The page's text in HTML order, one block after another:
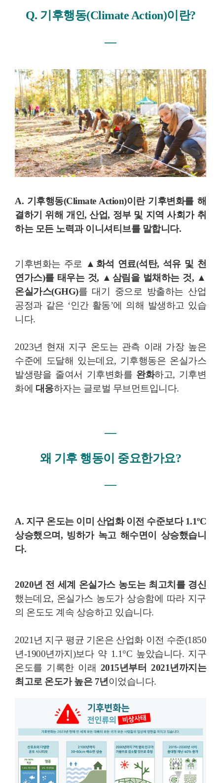
Q. 기후행동(Climate Action)이란?
―
A. 기후행동(Climate Action)이란 기후변화를 해
결하기 위해 개인, 산업, 정부 및 지역 사회가 취
하는 모든 노력과 이니셔티브를 말합니다.
기후변화는 주로 ▲화석 연료(석탄, 석유 및 천
연가스)를 태우는 것, ▲삼림을 벌채하는 것, ▲
온실가스(GHG)를 대기 중으로 방출하는 산업
공정과 같은 ‘인간 활동’에 의해 발생하고 있습
니다.
2023년 현재 지구 온도는 관측 이래 가장 높은
수준에 도달해 있는데요, 기후행동은 온실가스
발생량을 줄여서 기후변화를 완화하고, 기후변
화에 대응하자는 글로벌 무브먼트입니다.
―
왜 기후 행동이 중요한가요?
―
A. 지구 온도는 이미 산업화 이전 수준보다1.1ºC
상승했으며, 빙하가 녹고 해수면이 상승했습니
다.
2020년 전 세계 온실가스 농도는 최고치를 경신
했는데요, 온실가스 농도가 상승함에 따라 지구
의 온도도 계속 상승하고 있습니다.
2021년 지구 평균 기온은 산업화 이전 수준(1850
년-1900년까지)보다 약 1.1°C 높았습니다. 지구
온도를 기록한 이래 2015년부터 2021년까지는
최고로 온도가 높은 7년 이었습니다.